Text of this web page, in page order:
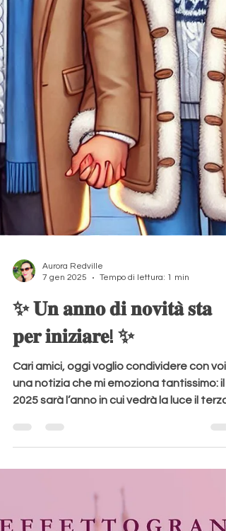
Aurora Redville
✨ 𝐔𝐧 𝐚𝐧𝐧𝐨 𝐝𝐢 𝐧𝐨𝐯𝐢𝐭𝐚̀ 𝐬𝐭𝐚
𝐩𝐞𝐫 𝐢𝐧𝐢𝐳𝐢𝐚𝐫𝐞! ✨
2025 sarà l’anno in cui vedrà la luce il terzo